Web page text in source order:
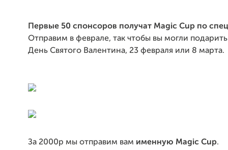
Первые 50 спонсоров получат Magic Cup по
Отправим в феврале, так чтобы вы могли
День Святого Валентина, 23 февраля или 8 марта.
За 2000р мы отправим вам именную Magic Cup.